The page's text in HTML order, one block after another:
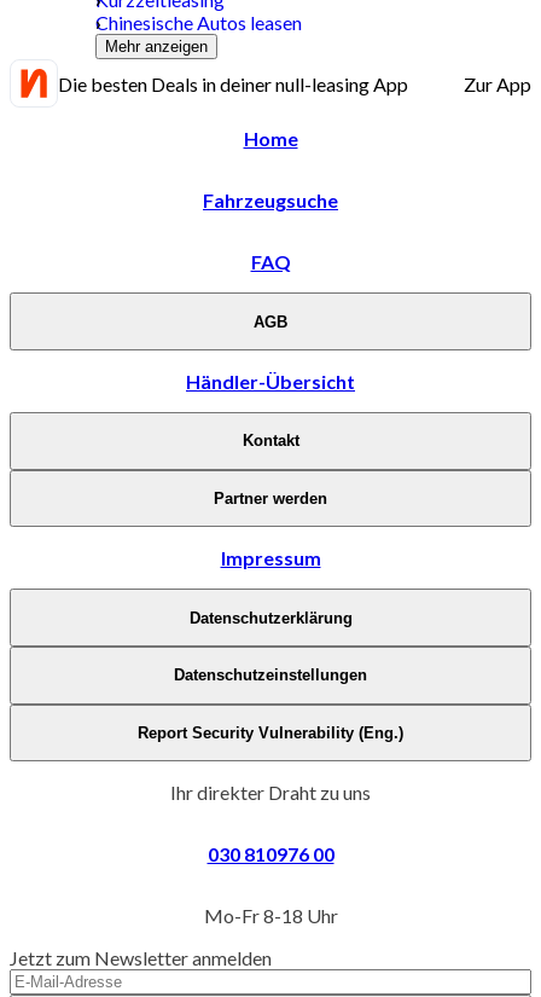
Chinesische Autos leasen
Mehr anzeigen
Die besten Deals in deiner null-leasing App Zur App
Home
Fahrzeugsuche
FAQ
AGB
Händler-Übersicht
Kontakt
Partner werden
Impressum
Datenschutzerklärung
Datenschutzeinstellungen
Report Security Vulnerability (Eng.)
Ihr direkter Draht zu uns
030 810976 00
Mo-Fr 8-18 Uhr
Jetzt zum Newsletter anmelden